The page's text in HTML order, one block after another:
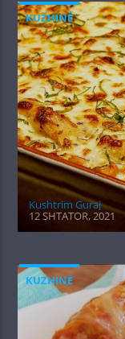
KUZHINË
Kushtrim Guraj
12 SHTATOR, 2021
KUZHINË